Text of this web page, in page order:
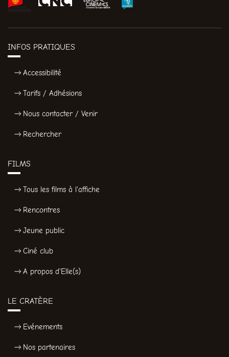
INFOS PRATIQUES
Accessibilité
Tarifs / Adhésions
Nous contacter / Venir
Rechercher
FILMS
Tous les films à l'affiche
Rencontres
Jeune public
Ciné club
A propos d'Elle(s)
LE CRATÈRE
Evénements
Nos partenaires